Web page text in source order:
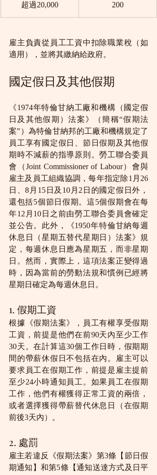
超過20,000 200
雇主負責從員工工資中扣除職業稅（如
適用），並將其繳納給政府。
國定假日及其他假期
《1974年特倫甘納工廠和機構（國定假
日及其他假期）法案》（簡稱“假期法
案”）為特倫甘納邦的工廠和機構規定了
員工享有國定假日、節日假期及其他假
期時不減薪的指導原則。勞工聯合委員
會（Joint Commissioner of Labour）會與
雇主及員工組織協調，每年指定除1月26
日、8月15日及10月2日的國定假日外，
還包括5個節日假期。這5個假期會在每
年12月10日之前由勞工聯合委員會確定
並公告。此外，《1950年特倫甘納每週
休息日（星期五替代星期日）法案》規
定，每週休息日應為星期五，而非星期
日。然而，實際上，這項法案正變得過
時，因為當前的勞動法規和慣例已經將
星期日確定為每週休息日。
1. 假期工資
根據《假期法案》，員工有權享受假期
工資，前提是他們在前90天內至少工作
30天。在計算這30個工作日時，假期期
間的帶薪休假日不包括在內。雇主可以
要求員工在假期工作，前提是雇主提前
至少24小時通知員工。如果員工在假期
工作，他們有權獲得正常工資的兩倍，
或者選擇獲得帶薪替代休息日（在假期
前後3天內）。
2. 處罰
雇主若違反《假期法案》第3條【節日假
期通知】和第5條【通知送達方式及日平